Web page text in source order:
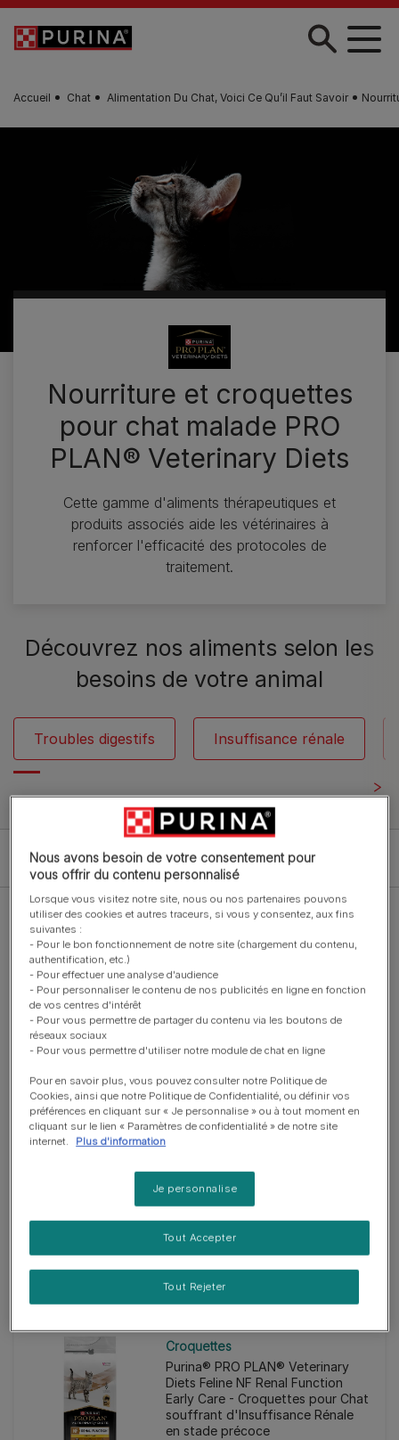
Skip to main content
Accueil Chat Alimentation Du Chat, Voici Ce Qu’il Faut Savoir
Nourriture et croquettes
pour chat malade PRO
PLAN® Veterinary Diets
Cette gamme d'aliments thérapeutiques et
produits associés aide les vétérinaires à
renforcer l'efficacité des protocoles de
traitement.
Découvrez nos aliments selon les
besoins de votre animal
Troubles digestifs Insuffisance rénale
Filter
Suppléments
FORTIFLORA® Bouchées à
pour chat
Purina® PRO PLAN® Veterinary
Diets Feline NF Renal Function
en stade précoce au Poulet
Croquettes
Purina® PRO PLAN® Veterinary
Diets Feline NF Renal Function
Early Care - Croquettes pour Chat
souffrant d'Insuffisance Rénale
en stade précoce
Nous avons besoin de votre consentement pour
vous offrir du contenu personnalisé
Lorsque vous visitez notre site, nous ou nos partenaires pouvons
utiliser des cookies et autres traceurs, si vous y consentez, aux fins
suivantes :
- Pour le bon fonctionnement de notre site (chargement du contenu,
authentification, etc.)
- Pour effectuer une analyse d'audience
- Pour personnaliser le contenu de nos publicités en ligne en fonction
de vos centres d'intérêt
- Pour vous permettre de partager du contenu via les boutons de
réseaux sociaux
- Pour vous permettre d'utiliser notre module de chat en ligne
Pour en savoir plus, vous pouvez consulter notre Politique de
Cookies, ainsi que notre Politique de Confidentialité, ou définir vos
préférences en cliquant sur « Je personnalise » ou à tout moment en
cliquant sur le lien « Paramètres de confidentialité » de notre site
internet.
Plus d'information
Je personnalise
Tout Rejeter
Tout Accepter